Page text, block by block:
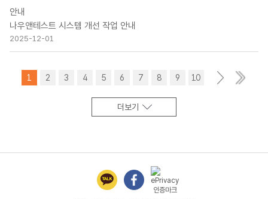
안내
나우앤테스트 시스템 개선 작업 안내
2025-12-01
1 2 3 4 5 6 7 8 9 10 >
더보기